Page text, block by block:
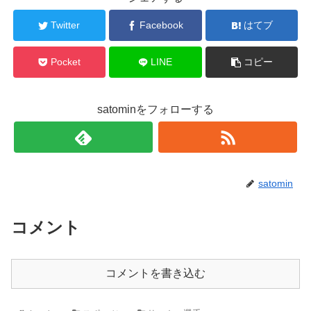
Twitter Facebook はてブ
Pocket LINE コピー
satominをフォローする
satomin
コメント
コメントを書き込む